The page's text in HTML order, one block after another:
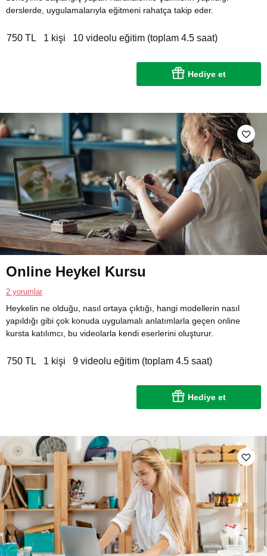
derslerde, uygulamalarıyla eğitmeni rahatça takip eder.
750 TL 1 kişi 10 videolu eğitim (toplam 4.5 saat)
Hediye et
Online Heykel Kursu
2 yorumlar
Heykelin ne olduğu, nasıl ortaya çıktığı, hangi modellerin nasıl
yapıldığı gibi çok konuda uygulamalı anlatımlarla geçen online
kursta katılımcı, bu videolarla kendi eserlerini oluşturur.
750 TL 1 kişi 9 videolu eğitim (toplam 4.5 saat)
Hediye et